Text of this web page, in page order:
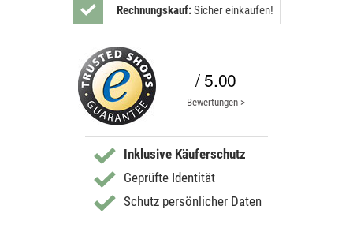
Rechnungskauf:Sicher einkaufen!
/ 5.00
Bewertungen >
Inklusive Käuferschutz
Geprüfte Identität
Schutz persönlicher Daten